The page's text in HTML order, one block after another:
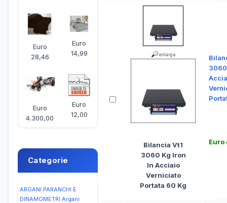
Euro
28,46
Euro
14,99
Euro
4.300,00
Euro
12,00
Categorie
ARGANI PARANCHI E
DINAMOMETRI Argani
Bilancia Vt1
3060 Kg Iron
In Acciaio
Verniciato
Portata 60 Kg
3060